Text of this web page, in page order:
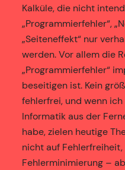
Kalküle, die nicht
„Programmierfehler“,
„Seiteneffekt“ nur
werden. Vor allem die
„Programmierfehler“
beseitigen ist. Kein
fehlerfrei, und wenn
Informatik aus der
habe, zielen heutige
nicht auf
Fehlerminimierung –